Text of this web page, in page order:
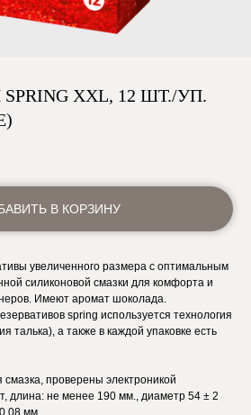
XXL, 12 ШТ./УП.
В КОРЗИНУ
увеличенного размера с оптимальным
силиконовой смазки для комфорта и
Имеют аромат шоколада.
spring используется технология
талька), а также в каждой упаковке есть
смазка, проверены электроникой
длина: не менее 190 мм., диаметр 54 ± 2